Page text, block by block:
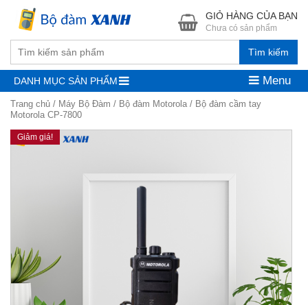
Tìm kiếm
GIỎ HÀNG CỦA BẠN
Chưa có sản phẩm
DANH MỤC SẢN PHẨM Menu
Trang chủ / Máy Bộ Đàm / Bộ đàm Motorola / Bộ đàm cầm tay
Motorola CP-7800
Giảm giá!